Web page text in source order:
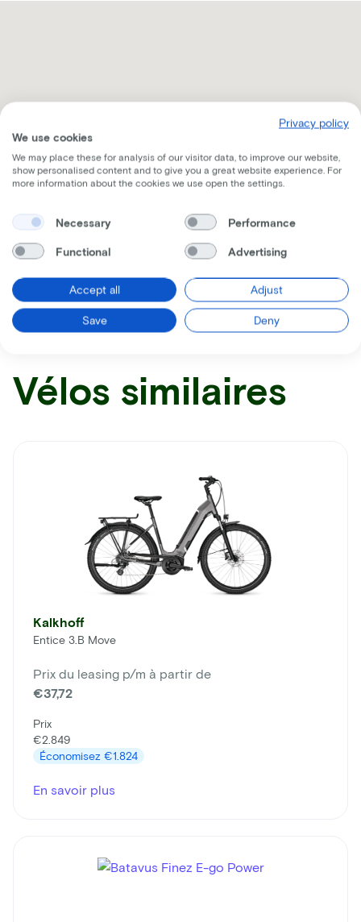
Recevez toutes les informations par mail
Vélos similaires
Kalkhoff
Entice 3.B Move
Prix du leasing p/m à partir de
€37,72
Prix
€2.849
Économisez €1.824
En savoir plus
Privacy policy
We use cookies
We may place these for analysis of our visitor data, to improve our website,
show personalised content and to give you a great website experience. For
more information about the cookies we use open the settings.
Necessary Performance
Functional Advertising
Accept all Adjust
Save Deny